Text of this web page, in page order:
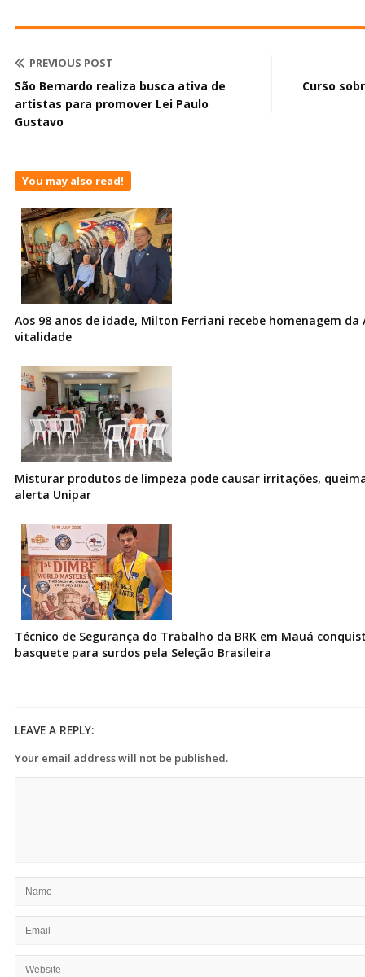
PREVIOUS POST
São Bernardo realiza busca ativa de
artistas para promover Lei Paulo
Gustavo
Curso
You may also read!
Aos 98 anos de idade, Milton Ferriani recebe homenagem da
vitalidade
Misturar produtos de limpeza pode causar irritações,
alerta Unipar
Técnico de Segurança do Trabalho da BRK em Mauá
basquete para surdos pela Seleção Brasileira
LEAVE A REPLY:
Your email address will not be published.